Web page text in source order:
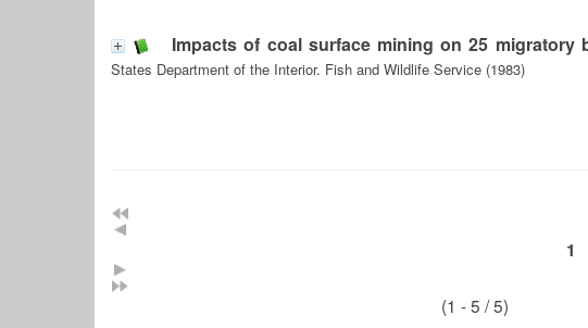
Impacts of coal surface mining on 25 migratory
States Department of the Interior. Fish and Wildlife Service (1983)
1
(1 - 5 / 5)